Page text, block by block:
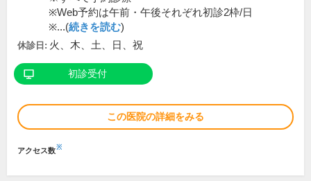
※Web予約は午前・午後それぞれ初診2枠/日
※...(続きを読む)
休診日: 火、木、土、日、祝
初診受付
この医院の詳細をみる
アクセス数※